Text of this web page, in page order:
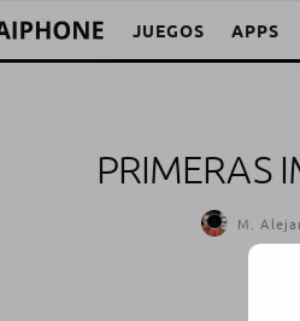
JUEGOS APPS
PRIMERAS
M.